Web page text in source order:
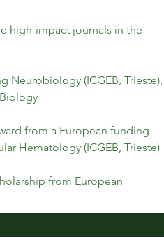
high-impact journals in the
Neurobiology (ICGEB, Trieste),
from a European funding
Hematology (ICGEB, Trieste)
from European